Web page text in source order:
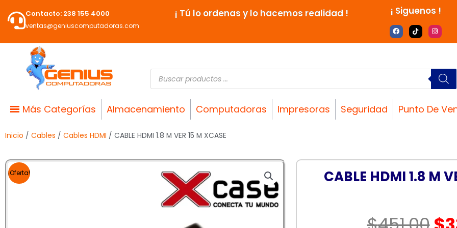
contenido
Contacto: 238 155 4000
ventas@geniuscomputadoras.com
¡ Tú lo ordenas y lo hacemos realidad ! ¡ Siguenos !
F
a
o
T
i
k
I
n
g
a
m
Búsqueda
de
productos
Más Categorías Almacenamiento Computadoras Impresoras Seguridad Punto De
Inicio / Cables / Cables HDMI / CABLE HDMI 1.8 M VER 15 M XCASE
¡Oferta! CABLE HDMI 1.8 M